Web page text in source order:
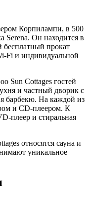
Корпилампи, в 500
Serena. Он находится в
бесплатный прокат
Fi и индивидуальной
Sun Cottages гостей
и частный дворик с
барбекю. На каждой из
и CD-плеером. К
плеер и стиральная
относятся сауна и
уникальное